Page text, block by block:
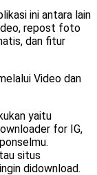
ini antara lain
repost foto
dan fitur
Video dan
yaitu
for IG,
situs
didownload.